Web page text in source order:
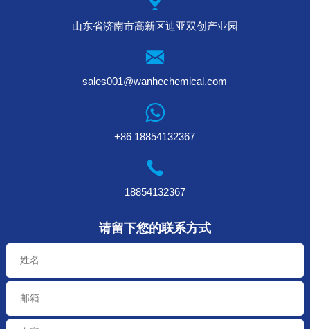
山东省济南市高新区迪亚双创产业园
sales001@wanhechemical.com
+86 18854132367
18854132367
请留下您的联系方式